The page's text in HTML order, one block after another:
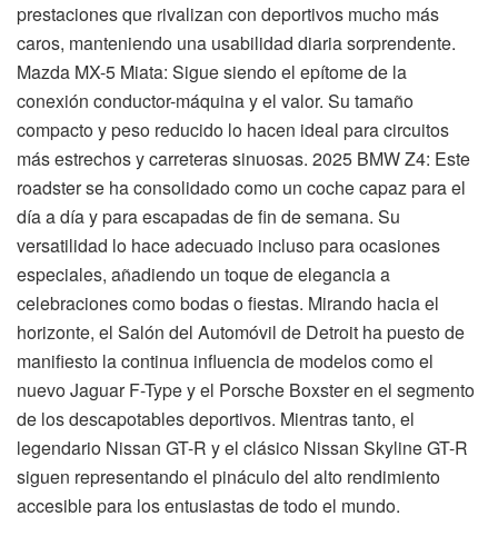
prestaciones que rivalizan con deportivos mucho más
caros, manteniendo una usabilidad diaria sorprendente.
Mazda MX-5 Miata: Sigue siendo el epítome de la
conexión conductor-máquina y el valor. Su tamaño
compacto y peso reducido lo hacen ideal para circuitos
más estrechos y carreteras sinuosas. 2025 BMW Z4: Este
roadster se ha consolidado como un coche capaz para el
día a día y para escapadas de fin de semana. Su
versatilidad lo hace adecuado incluso para ocasiones
especiales, añadiendo un toque de elegancia a
celebraciones como bodas o fiestas. Mirando hacia el
horizonte, el Salón del Automóvil de Detroit ha puesto de
manifiesto la continua influencia de modelos como el
nuevo Jaguar F-Type y el Porsche Boxster en el segmento
de los descapotables deportivos. Mientras tanto, el
legendario Nissan GT-R y el clásico Nissan Skyline GT-R
siguen representando el pináculo del alto rendimiento
accesible para los entusiastas de todo el mundo.